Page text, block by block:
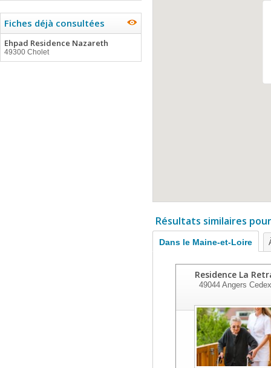
Fiches déjà consultées
Ehpad Residence Nazareth
49300 Cholet
Résultats similaires
Dans le Maine-et-Loire
Residence La
49044Angers